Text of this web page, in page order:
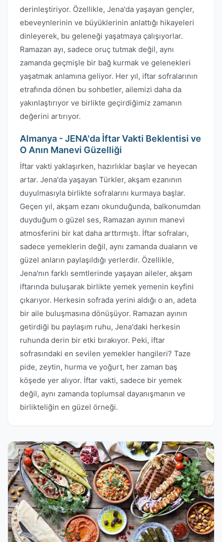
derinleştiriyor. Özellikle, Jena'da yaşayan gençler,
ebeveynlerinin ve büyüklerinin anlattığı hikayeleri
dinleyerek, bu geleneği yaşatmaya çalışıyorlar.
Ramazan ayı, sadece oruç tutmak değil, aynı
zamanda geçmişle bir bağ kurmak ve gelenekleri
yaşatmak anlamına geliyor. Her yıl, iftar sofralarının
etrafında dönen bu sohbetler, ailemizi daha da
yakınlaştırıyor ve birlikte geçirdiğimiz zamanın
değerini artırıyor.
Almanya - JENA'da İftar Vakti Beklentisi ve
O Anın Manevi Güzelliği
İftar vakti yaklaşırken, hazırlıklar başlar ve heyecan
artar. Jena'da yaşayan Türkler, akşam ezanının
duyulmasıyla birlikte sofralarını kurmaya başlar.
Geçen yıl, akşam ezanı okunduğunda, balkonumdan
duyduğum o güzel ses, Ramazan ayının manevi
atmosferini bir kat daha arttırmıştı. İftar sofraları,
sadece yemeklerin değil, aynı zamanda duaların ve
güzel anların paylaşıldığı yerlerdir. Özellikle,
Jena'nın farklı semtlerinde yaşayan aileler, akşam
iftarında buluşarak birlikte yemek yemenin keyfini
çıkarıyor. Herkesin sofrada yerini aldığı o an, adeta
bir aile buluşmasına dönüşüyor. Ramazan ayının
getirdiği bu paylaşım ruhu, Jena'daki herkesin
ruhunda derin bir etki bırakıyor. Peki, iftar
sofrasındaki en sevilen yemekler hangileri? Taze
pide, zeytin, hurma ve yoğurt, her zaman baş
köşede yer alıyor. İftar vakti, sadece bir yemek
değil, aynı zamanda toplumsal dayanışmanın ve
birlikteliğin en güzel örneği.